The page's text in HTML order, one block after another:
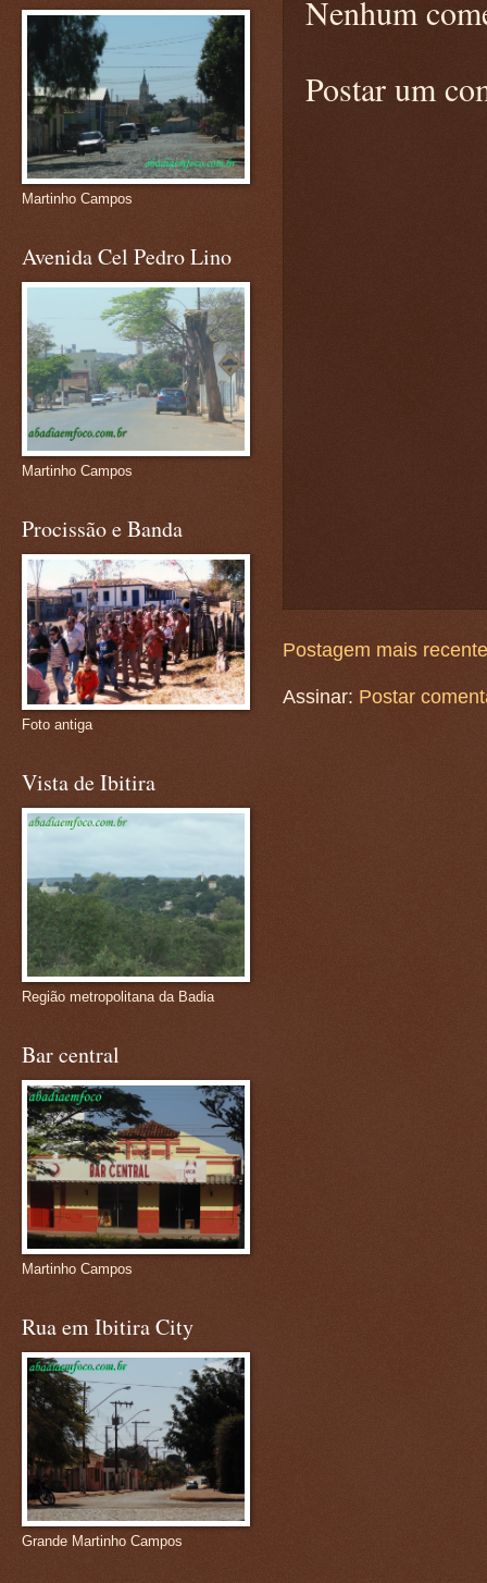
Nenhum
Postar um
Postagem mais recente
Assinar: Postar
Martinho Campos
Avenida Cel Pedro Lino
Martinho Campos
Procissão e Banda
Foto antiga
Vista de Ibitira
Região metropolitana da Badia
Bar central
Martinho Campos
Rua em Ibitira City
Grande Martinho Campos